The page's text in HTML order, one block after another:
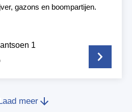
gazons en boompartijen.
1
meer